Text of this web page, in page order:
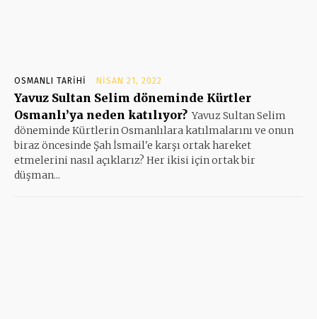
OSMANLI TARIHI NISAN 21, 2022
Yavuz Sultan Selim döneminde Kürtler
Osmanlı’ya neden katılıyor? Yavuz Sultan Selim
döneminde Kürtlerin Osmanlılara katılmalarını ve onun
biraz öncesinde Şah İsmail'e karşı ortak hareket
etmelerini nasıl açıklarız? Her ikisi için ortak bir
düşman...